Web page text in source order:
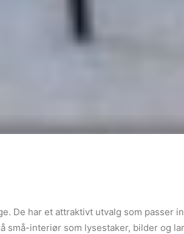
De har et attraktivt utvalg som passer
små-interiør som lysestaker, bilder og